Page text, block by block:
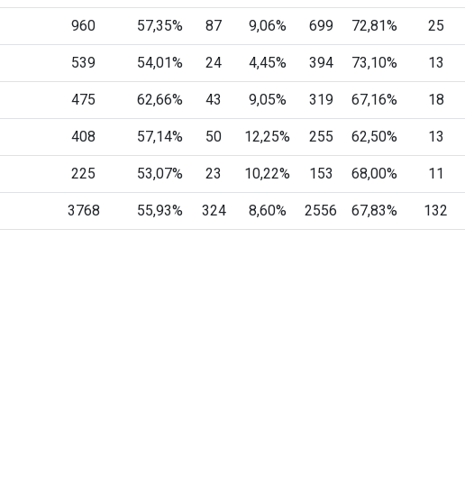
960 57,35% 87 9,06% 699 72,81% 25
539 54,01% 24 4,45% 394 73,10% 13
475 62,66% 43 9,05% 319 67,16% 18
408 57,14% 50 12,25% 255 62,50% 13
225 53,07% 23 10,22% 153 68,00% 11
3768 55,93% 324 8,60% 2556 67,83% 132